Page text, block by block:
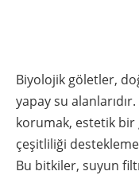
Biyolojik göletler,
yapay su
korumak, estetik
çeşitliliği
Bu bitkiler, suyun